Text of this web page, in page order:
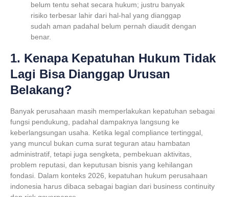
belum tentu sehat secara hukum; justru banyak
risiko terbesar lahir dari hal-hal yang dianggap
sudah aman padahal belum pernah diaudit dengan
benar.
1. Kenapa Kepatuhan Hukum Tidak
Lagi Bisa Dianggap Urusan
Belakang?
Banyak perusahaan masih memperlakukan kepatuhan sebagai
fungsi pendukung, padahal dampaknya langsung ke
keberlangsungan usaha. Ketika legal compliance tertinggal,
yang muncul bukan cuma surat teguran atau hambatan
administratif, tetapi juga sengketa, pembekuan aktivitas,
problem reputasi, dan keputusan bisnis yang kehilangan
fondasi. Dalam konteks 2026, kepatuhan hukum perusahaan
indonesia harus dibaca sebagai bagian dari business continuity